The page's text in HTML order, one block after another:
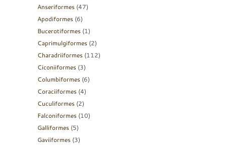
Anseriformes (47)
Apodiformes (6)
Bucerotiformes (1)
Caprimulgiformes (2)
Charadriiformes (112)
Ciconiiformes (3)
Columbiformes (6)
Coraciiformes (4)
Cuculiformes (2)
Falconiformes (10)
Galliformes (5)
Gaviiformes (3)